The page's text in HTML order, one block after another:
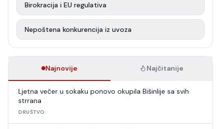
Birokracija i EU regulativa
Nepoštena konkurencija iz uvoza
Najnovije Najčitanije
Ljetna večer u sokaku ponovo okupila Bišinlije sa svih
strrana
DRUŠTVO